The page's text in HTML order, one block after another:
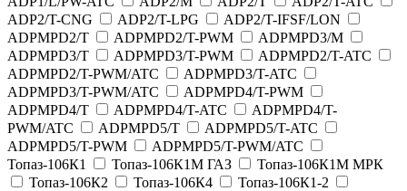
ADP2/T-CNG
ADP2/T-LPG
ADP2/T-IFSF/LON
ADPMPD2/T
ADPMPD2/T-PWM
ADPMPD3/M
ADPMPD3/T
ADPMPD3/T-PWM
ADPMPD2/T-ATC
ADPMPD2/T-PWM/ATC
ADPMPD3/T-ATC
ADPMPD3/T-PWM/ATC
ADPMPD4/T-PWM
ADPMPD4/T
ADPMPD4/T-ATC
ADPMPD4/T-
PWM/ATC
ADPMPD5/T
ADPMPD5/T-ATC
ADPMPD5/T-PWM
ADPMPD5/T-PWM/ATC
Топаз-106К1
Топаз-106К1М ГАЗ
Топаз-106К1М МРК
Топаз-106К2
Топаз-106К4
Топаз-106К1-2